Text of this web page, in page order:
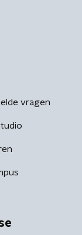
vragen